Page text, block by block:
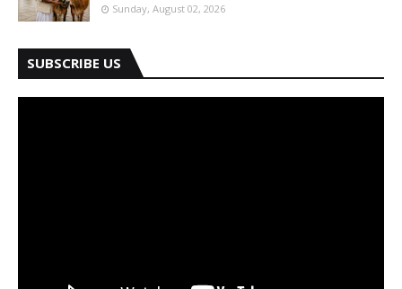
Sunday, August 02, 2026
SUBSCRIBE US